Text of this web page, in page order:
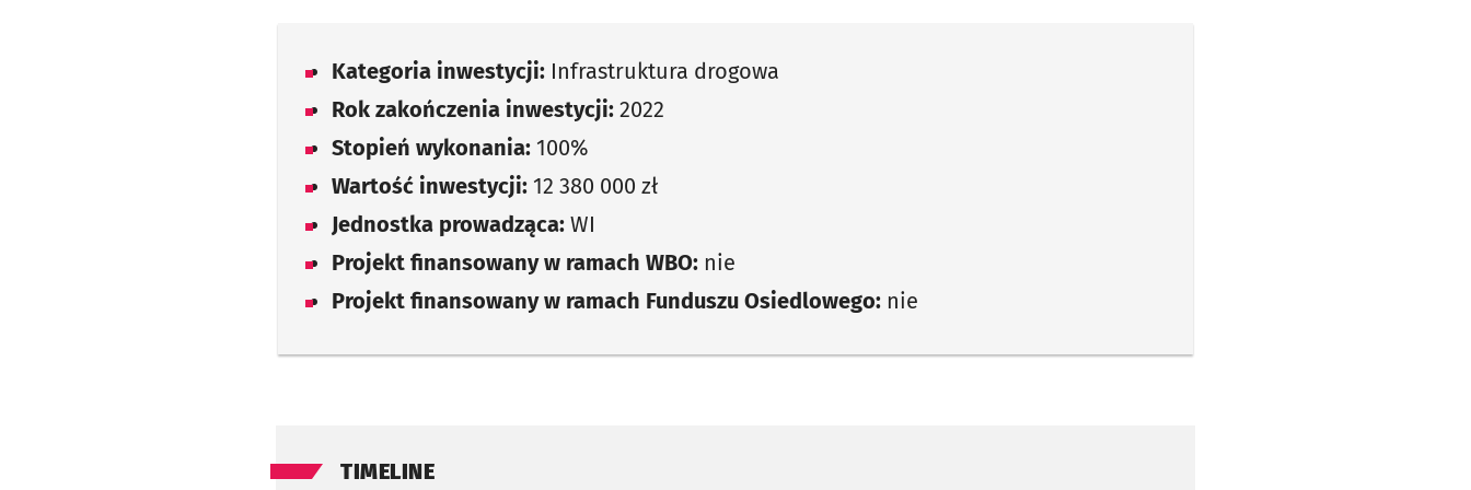
Kategoria inwestycji: Infrastruktura drogowa
Rok zakończenia inwestycji: 2022
Stopień wykonania: 100%
Wartość inwestycji: 12 380 000 zł
Jednostka prowadząca: WI
Projekt finansowany w ramach WBO: nie
Projekt finansowany w ramach Funduszu Osiedlowego: nie
TIMELINE